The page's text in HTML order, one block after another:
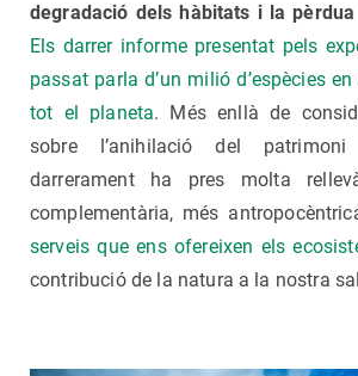
degradació dels hàbitats i la
Els darrer informe presentat pels
passat parla d’un milió d’espècies
tot el planeta. Més enllà de
sobre l’anihilació del
darrerament ha pres molta
complementària, més
serveis que ens ofereixen els
contribució de la natura a la nostra